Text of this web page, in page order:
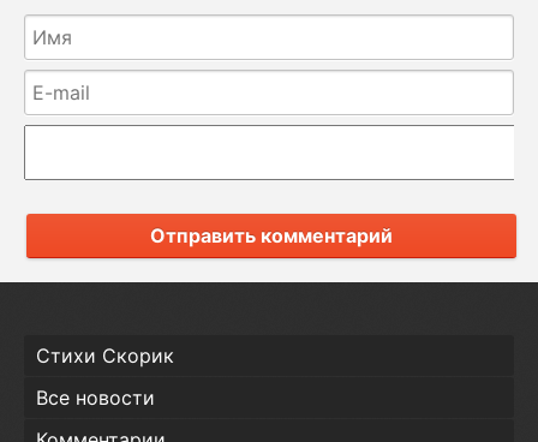
Отправить комментарий
Стихи Скорик
Все новости